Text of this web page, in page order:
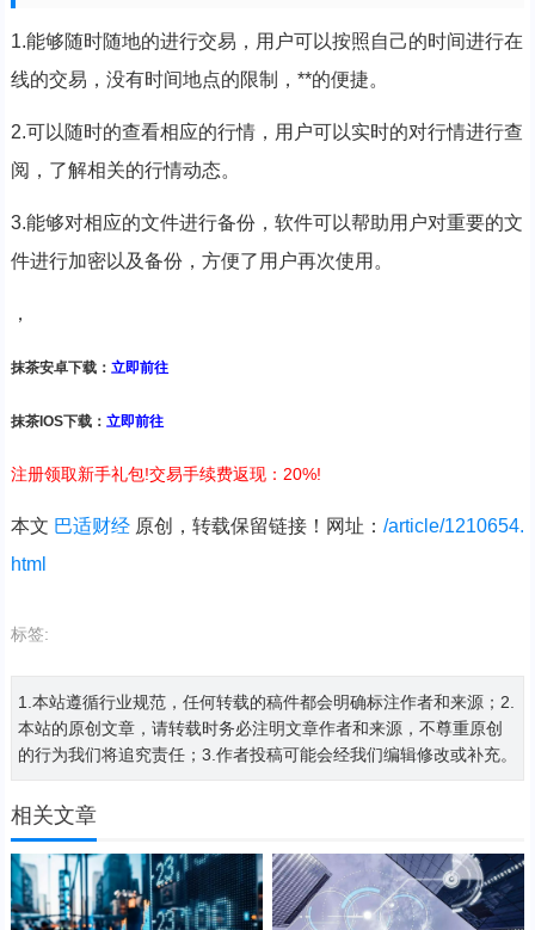
1.能够随时随地的进行交易，用户可以按照自己的时间进行在
线的交易，没有时间地点的限制，**的便捷。
2.可以随时的查看相应的行情，用户可以实时的对行情进行查
阅，了解相关的行情动态。
3.能够对相应的文件进行备份，软件可以帮助用户对重要的文
件进行加密以及备份，方便了用户再次使用。
，
抹茶安卓下载： 立即前往
抹茶IOS下载： 立即前往
注册领取新手礼包!交易手续费返现：20%!
本文 巴适财经原创，转载保留链接！网址： /article/1210654.
html
标签:
1.本站遵循行业规范，任何转载的稿件都会明确标注作者和来源；2.
本站的原创文章，请转载时务必注明文章作者和来源，不尊重原创
的行为我们将追究责任；3.作者投稿可能会经我们编辑修改或补充。
相关文章